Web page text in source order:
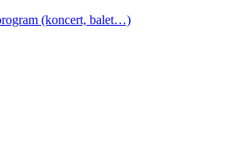
(koncert, balet…)